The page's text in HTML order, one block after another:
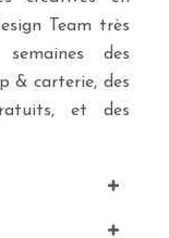
Team très
des
& carterie, des
et des